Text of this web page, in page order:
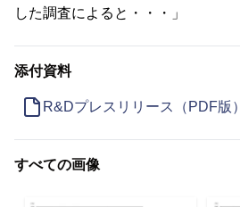
した調査によると・・・」
添付資料
R&Dプレスリリース（PDF版）
すべての画像